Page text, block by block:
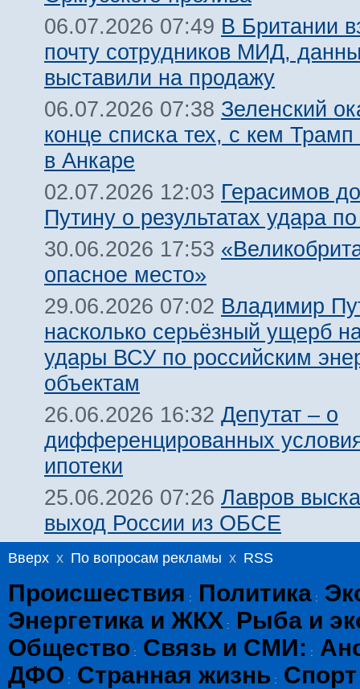
06.07.2026 07:49 В Британии
почту сотрудников МИД,
выставили на продажу
06.07.2026 07:38 Зеленский
конце списка тех, с кем Трамп
в Анкаре
02.07.2026 12:03 Герасимов
Путину о результатах удара
30.06.2026 17:53
опасное место»
29.06.2026 07:02 Владимир
насколько серьёзный ущерб
удары ВСУ по российским
объектам
26.06.2026 16:32 Депутат – о
дифференцированных
ипотеки
25.06.2026 07:26 Лавров
выход России из ОБСЕ
Вверх x По вопросам рекламы x RSS
Происшествия : Политика :
Энергетика и ЖКХ :
Рыба и
Общество : Связь и СМИ: :
ДФО : Странная жизнь : Спорт